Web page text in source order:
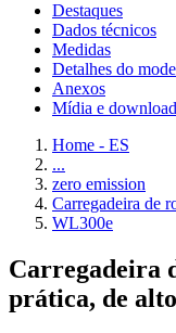
Destaques
Dados técnicos
Medidas
Detalhes do
Anexos
Mídia e
Home - ES
...
zero emission
Carregadeira de
WL300e
Carregadeira
prática, de